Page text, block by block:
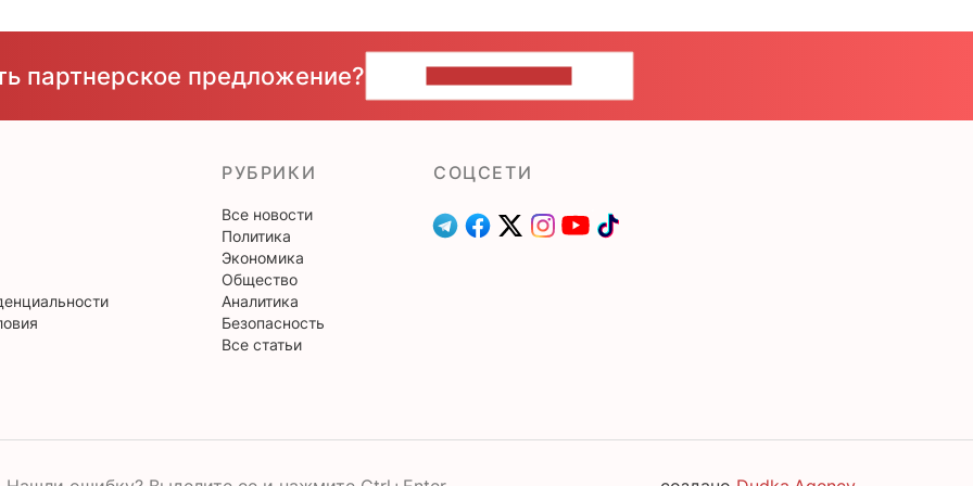
партнерское предложение?
РУБРИКИ
Все новости
Политика
Экономика
Общество
Аналитика
Безопасность
Все статьи
CОЦСЕТИ